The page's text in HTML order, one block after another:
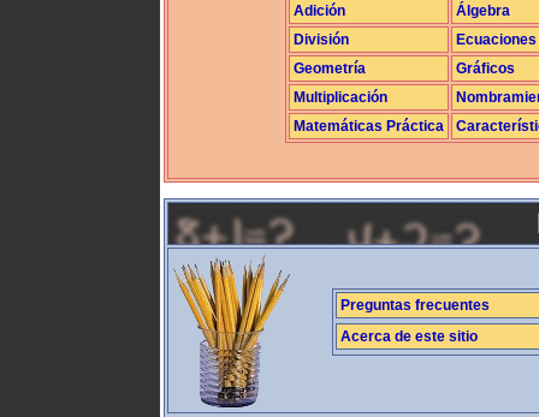
Adición
Álgebra
División
Ecuaciones
Geometría
Gráficos
Multiplicación
Matemáticas Práctica
Preguntas frecuentes
Acerca de este sitio